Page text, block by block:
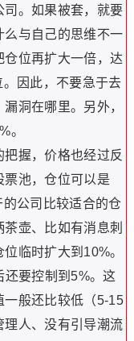
司。如果被套，就要
么与自己的思维不一
位再扩大一倍，达
因此，不要急于去
洞在哪里。另外，
。
握，价格也经过反
票池，仓位可以是
公司比较适合的仓
壶、比如有消息刺
临时扩大到10%。
要控制到5%。这
一般还比较低（5-15
理人、没有引导潮流